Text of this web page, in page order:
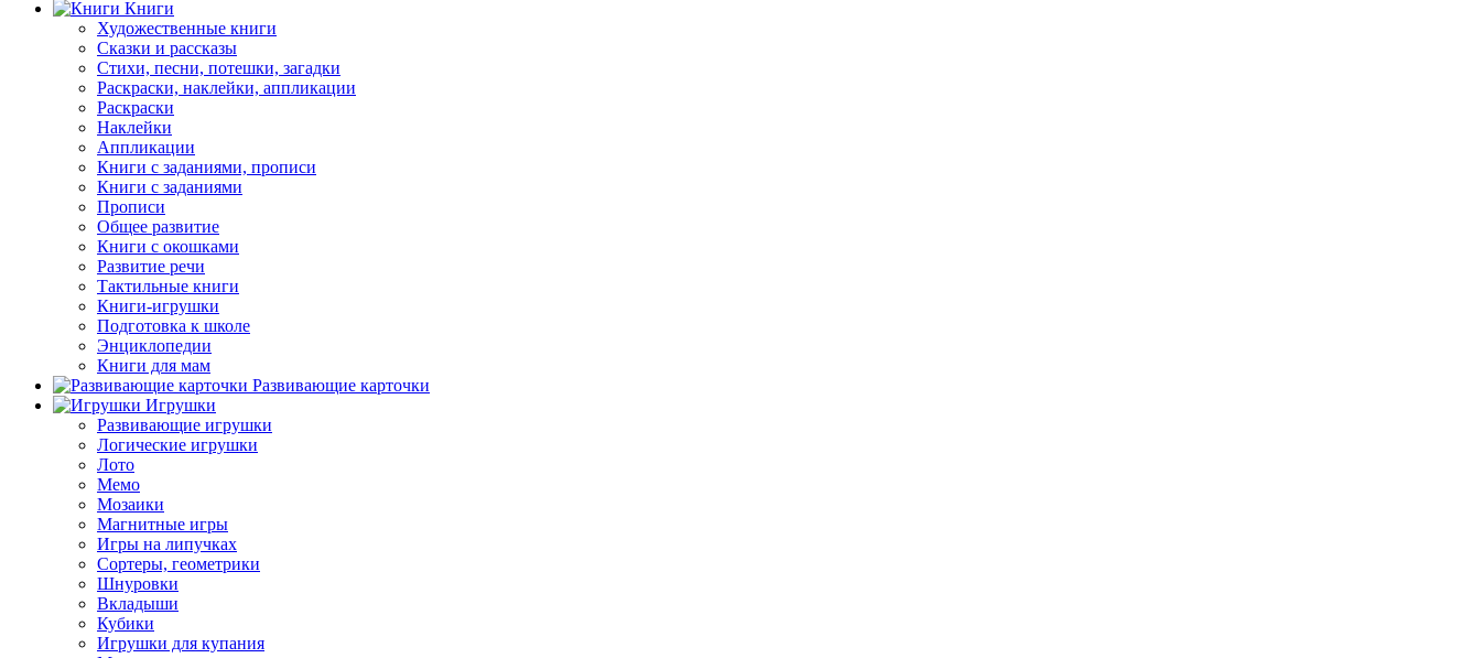
Книги
Художественные книги
Сказки и рассказы
Стихи, песни, потешки, загадки
Раскраски, наклейки, аппликации
Раскраски
Наклейки
Аппликации
Книги с заданиями, прописи
Книги с заданиями
Прописи
Общее развитие
Книги с окошками
Развитие речи
Тактильные книги
Книги-игрушки
Подготовка к школе
Энциклопедии
Книги для мам
Развивающие карточки
Игрушки
Развивающие игрушки
Логические игрушки
Лото
Мемо
Мозаики
Магнитные игры
Игры на липучках
Сортеры, геометрики
Шнуровки
Вкладыши
Кубики
Игрушки для купания